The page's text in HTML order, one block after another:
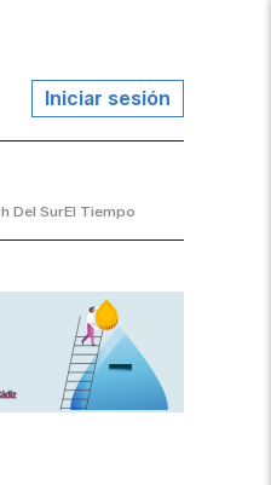
Iniciar sesión
Del SurEl Tiempo